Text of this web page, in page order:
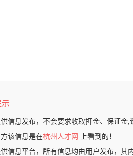
信息发布，不会要求收取押金、保证金,
该信息是在杭州人才网
上看到的！
信息平台，所有信息均由用户发布，其